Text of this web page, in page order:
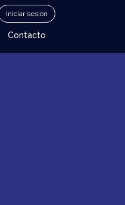
Iniciar sesión
Contacto